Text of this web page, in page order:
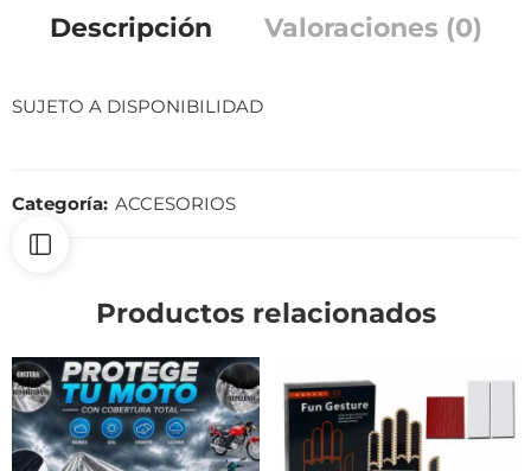
Descripción Valoraciones (0)
SUJETO A DISPONIBILIDAD
Categoría: ACCESORIOS
Productos relacionados